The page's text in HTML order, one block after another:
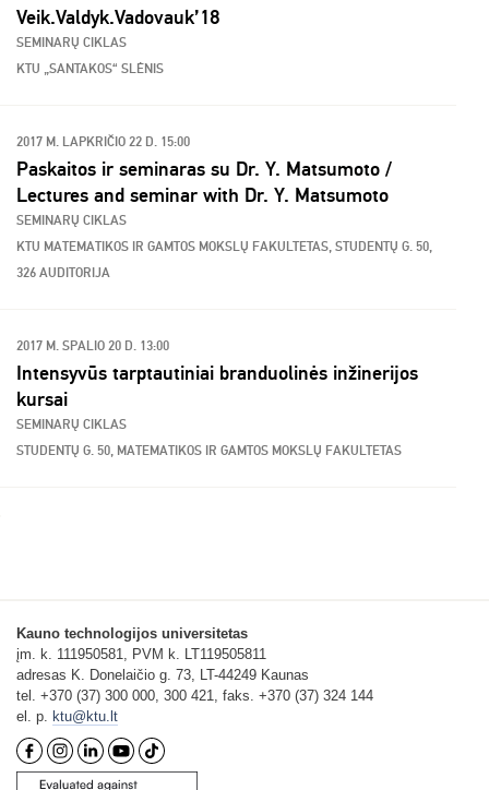
Veik.Valdyk.Vadovauk’18
SEMINARŲ CIKLAS
KTU „SANTAKOS“ SLĖNIS
2017 M. LAPKRIČIO 22 D. 15:00
Paskaitos ir seminaras su Dr. Y. Matsumoto /
Lectures and seminar with Dr. Y. Matsumoto
SEMINARŲ CIKLAS
KTU MATEMATIKOS IR GAMTOS MOKSLŲ FAKULTETAS, STUDENTŲ G. 50,
326 AUDITORIJA
2017 M. SPALIO 20 D. 13:00
Intensyvūs tarptautiniai branduolinės inžinerijos
kursai
SEMINARŲ CIKLAS
STUDENTŲ G. 50, MATEMATIKOS IR GAMTOS MOKSLŲ FAKULTETAS
Kauno technologijos universitetas
įm. k. 111950581, PVM k. LT119505811
adresas K. Donelaičio g. 73, LT-44249 Kaunas
tel. +370 (37) 300 000, 300 421, faks. +370 (37) 324 144
el. p. ktu@ktu.lt